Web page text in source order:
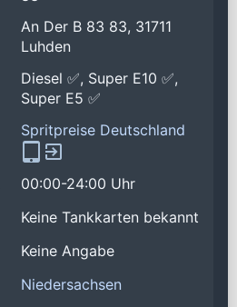
An Der B 83 83, 31711
Luhden
Diesel ✅, Super E10 ✅,
Super E5 ✅
Spritpreise Deutschland
00:00-24:00 Uhr
Keine Tankkarten bekannt
Keine Angabe
Niedersachsen